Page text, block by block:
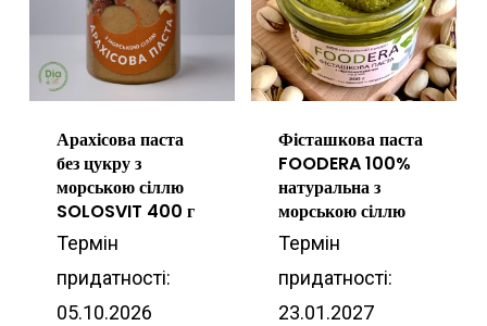
Арахісова паста
без цукру з
морською сіллю
SOLOSVIT 400 г
Термін
придатності:
05.10.2026
Фісташкова паста
FOODERA 100%
натуральна з
морською сіллю
Термін
придатності:
23.01.2027